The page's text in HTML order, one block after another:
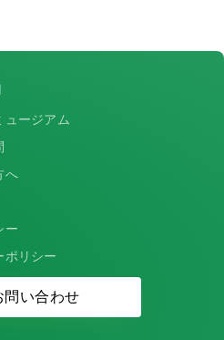
ュージアム
へ
ー
ポリシー
問い合わせ